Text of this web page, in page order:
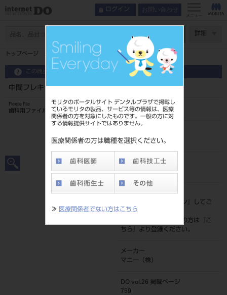
モリタのポータルサイト デンタルプラザで掲載し
ているモリタの製品、サービス等の情報は、医療
関係者の方を対象にしたものです。一般の方に対
する情報提供サイトではありません。
医療関係者の方は職種を選択ください。
≫ 医療関係者でない方はこちら
ログイン お問い合わせ
メニュー
詳細
トップページ 中間フレキシルファイル 21mm 6入 ＃37
この商品に関するお問い合わせ
中間フレキシルファイル 21mm 6入 ＃37
Flexile File
歯科用ファイル
20239009637
JAN/EANコード
標準価格
ログイン
』してご
覧ください。
ネット会員登録がまだの方は『
こ
ちら
』より登録ください。
メーカー
マニー（株）
DO vol.26 掲載ページ
759